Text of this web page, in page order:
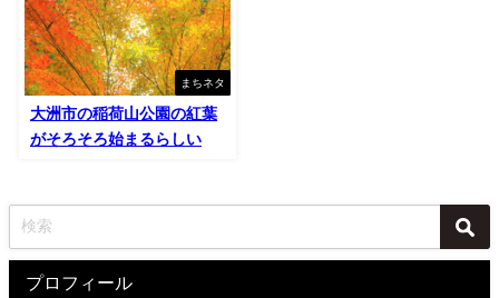
まちネタ
大洲市の稲荷山公園の紅葉
がそろそろ始まるらしい
プロフィール